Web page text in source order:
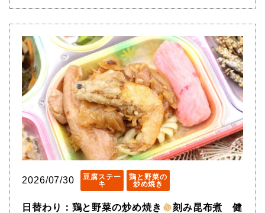
2026/07/30
豆腐ステー
キ
鶏と野菜の
炒め焼き
日替わり：鶏と野菜の炒め焼き
刻み昆布煮 健